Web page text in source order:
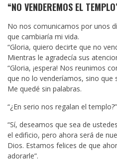
“NO VENDEREMOS EL
No nos comunicamos por unos
que cambiaría mi vida.
“Gloria, quiero decirte que no
Mientras le agradecía sus
“Gloria, ¡espera! Nos reunimos
que no lo venderíamos, sino que
Me quedé sin palabras.
“¿En serio nos regalan el
“Sí, deseamos que sea de
el edificio, pero ahora será de
Dios. Estamos felices de que
adorarle”.